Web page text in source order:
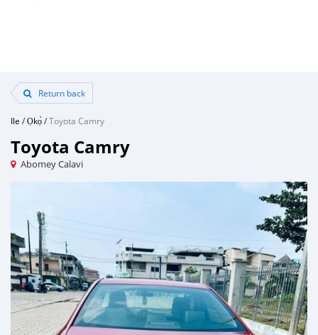
Return back
Ile /Ọkọ̀/Toyota Camry
Toyota Camry
Abomey Calavi